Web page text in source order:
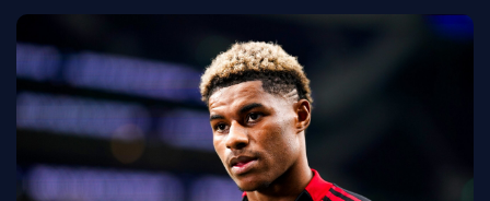
PSG
LIGUE 1
REAL MADRID
FC BARCELONE
MANCHESTER UNITED